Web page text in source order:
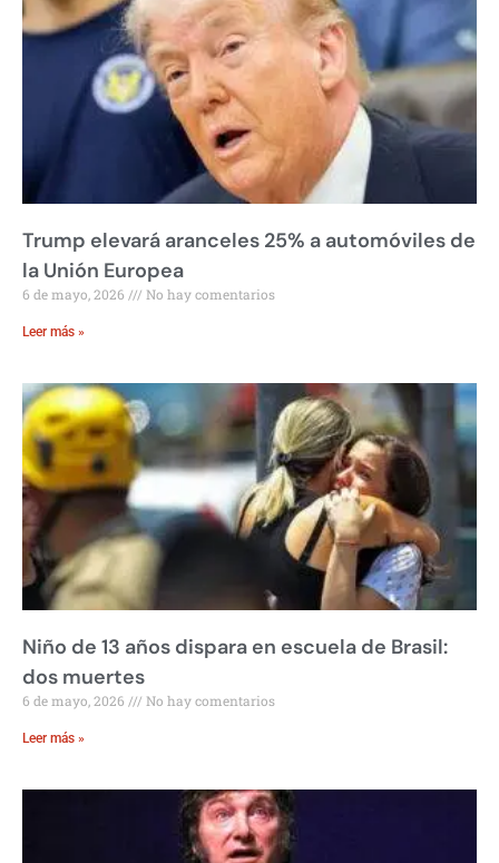
Trump elevará aranceles 25% a automóviles de
la Unión Europea
6 de mayo, 2026 No hay comentarios
Leer más »
Niño de 13 años dispara en escuela de Brasil:
dos muertes
6 de mayo, 2026 No hay comentarios
Leer más »